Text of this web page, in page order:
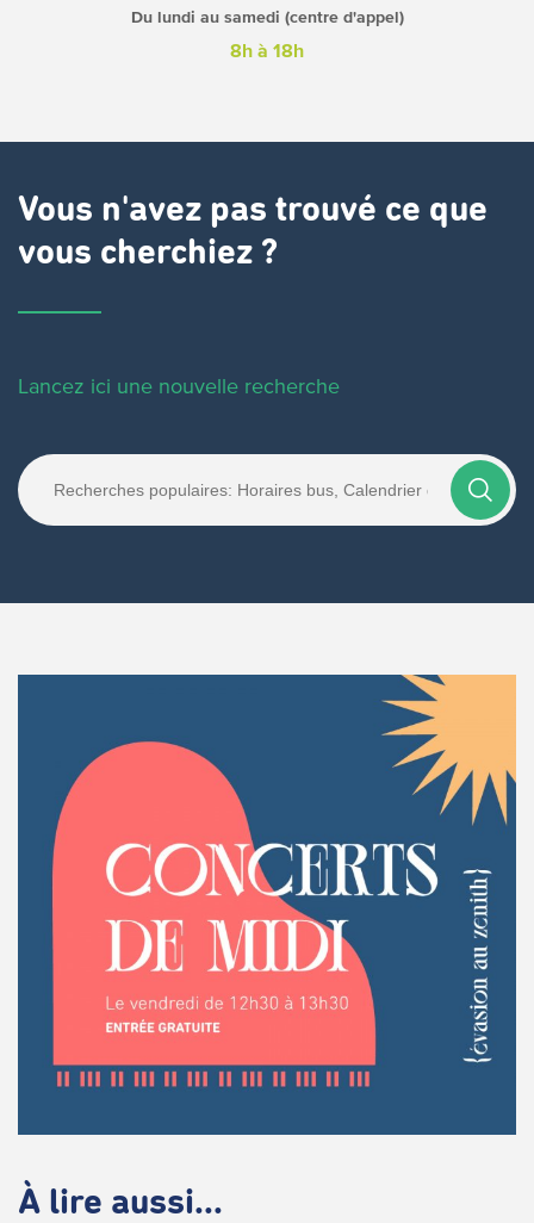
Du lundi au samedi (centre d'appel)
8h à 18h
Vous n'avez pas trouvé ce que
vous cherchiez ?
Lancez ici une nouvelle recherche
À lire aussi...